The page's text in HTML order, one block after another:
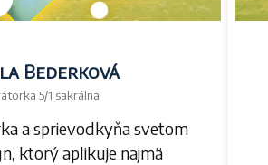
Bederková
5/1 sakrálna
a sprievodkyňa svetom
ktorý aplikuje najmä